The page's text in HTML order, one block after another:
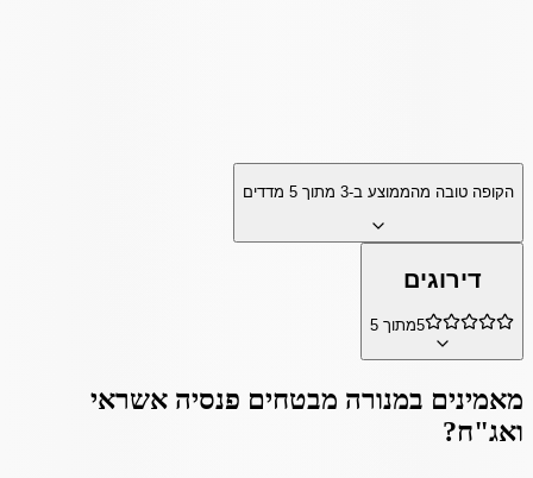
הקופה טובה מהממוצע ב-3 מתוך 5 מדדים
דירוגים
5מתוך 5
מאמינים במנורה מבטחים פנסיה אשראי
ואג"ח?